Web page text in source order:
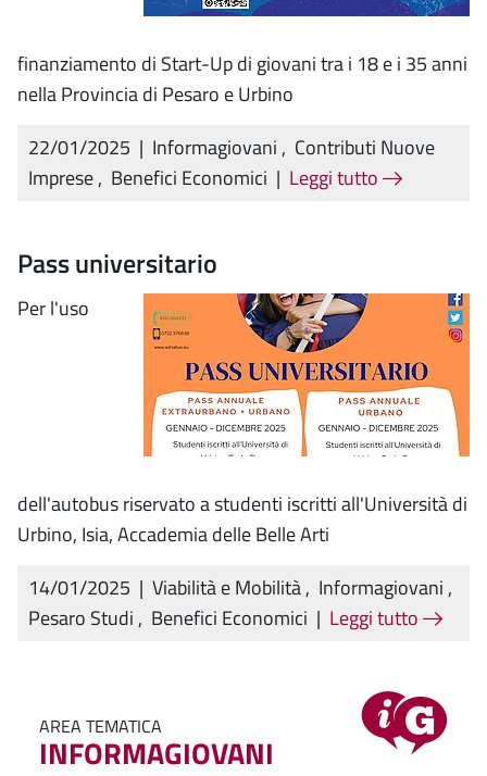
finanziamento di Start-Up di giovani tra i 18 e i 35 anni
nella Provincia di Pesaro e Urbino
22/01/2025 | Informagiovani , Contributi Nuove
Imprese, Benefici Economici | Leggi tutto
Pass universitario
Per l'uso
dell'autobus riservato a studenti iscritti all'Università di
Urbino, Isia, Accademia delle Belle Arti
14/01/2025 | Viabilità e Mobilità, Informagiovani ,
Pesaro Studi , Benefici Economici | Leggi tutto
AREA TEMATICA
INFORMAGIOVANI